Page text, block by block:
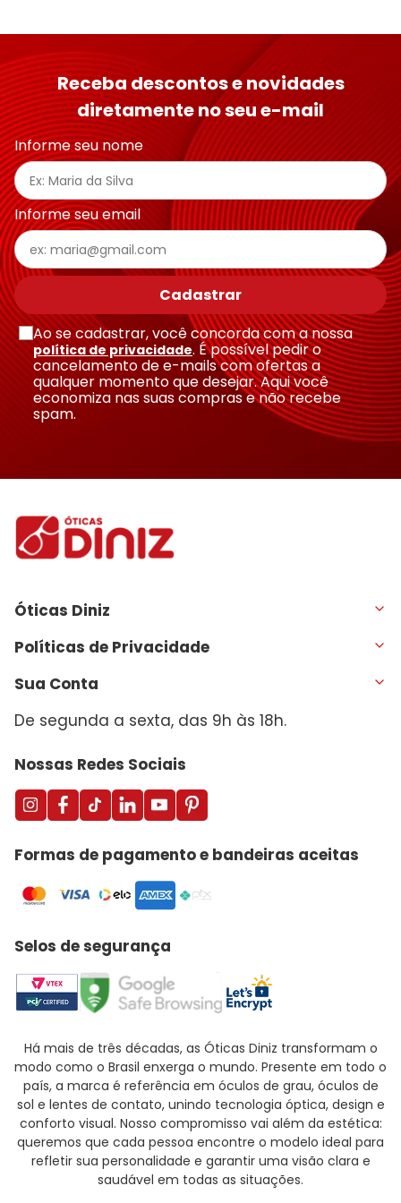
Receba descontos e novidades
diretamente no seu e-mail
Informe seu nome
Informe seu email
Cadastrar
Ao se cadastrar, você concorda com a nossa
política de privacidade. É possível pedir o
cancelamento de e-mails com ofertas a
qualquer momento que desejar. Aqui você
economiza nas suas compras e não recebe
spam.
Óticas Diniz
Políticas de Privacidade
Sua Conta
De segunda a sexta, das 9h às 18h.
Nossas Redes Sociais
Formas de pagamento e bandeiras aceitas
Selos de segurança
Há mais de três décadas, as Óticas Diniz transformam o
modo como o Brasil enxerga o mundo. Presente em todo o
país, a marca é referência em óculos de grau, óculos de
sol e lentes de contato, unindo tecnologia óptica, design e
conforto visual. Nosso compromisso vai além da estética:
queremos que cada pessoa encontre o modelo ideal para
refletir sua personalidade e garantir uma visão clara e
saudável em todas as situações.